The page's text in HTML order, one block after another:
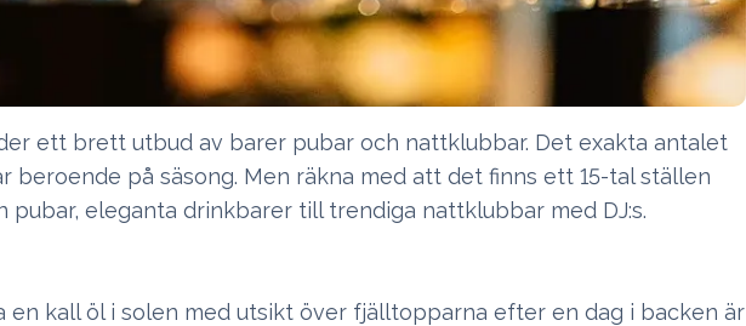
ett brett utbud av barer pubar och nattklubbar. Det exakta antalet
på säsong. Men räkna med att det finns ett 15-tal ställen
eleganta drinkbarer till trendiga nattklubbar med DJ:s.
en kall öl i solen med utsikt över fjälltopparna efter en dag i backen är